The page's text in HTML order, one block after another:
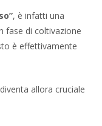
, è infatti una
fase di coltivazione
è effettivamente
allora cruciale